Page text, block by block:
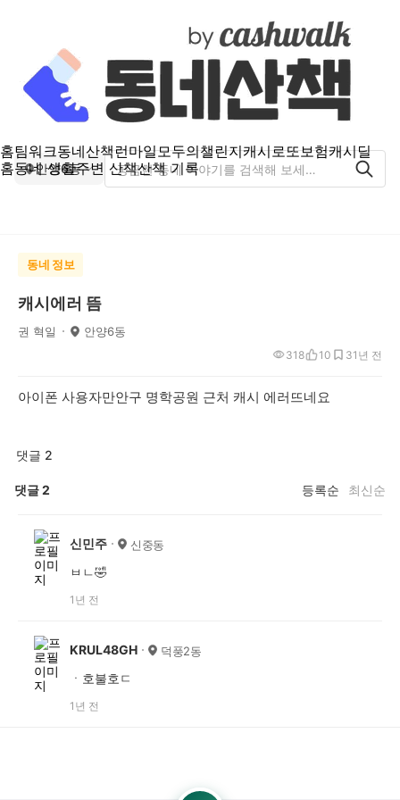
홈팀워크동네산책런마일모두의챌린지캐시로또보험캐시딜
홈동네 생활주변 산책산책 기록
안양6동
동네 정보
캐시에러 뜸
권 혁일 안양6동
1년 전
318 10 3
아이폰 사용자만안구 명학공원 근처 캐시 에러뜨네요
댓글 2
댓글2 등록순 최신순
신민주 신중동
ㅂㄴ🤣
1년 전
KRUL48GH 덕풍2동
ㆍ호불호ㄷ
1년 전